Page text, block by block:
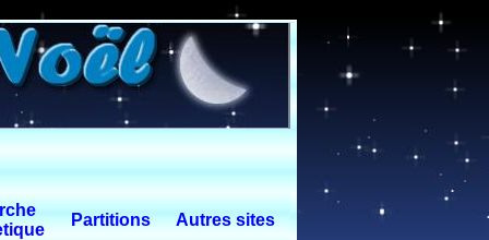
Partitions Autres sites